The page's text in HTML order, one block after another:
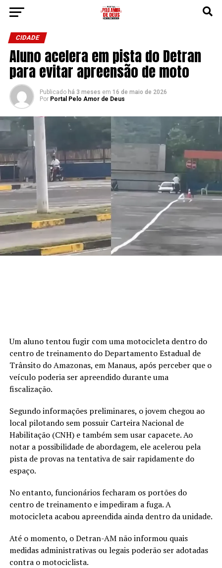
CIDADE
Aluno acelera em pista do Detran
para evitar apreensão de moto
Publicado há 3 meses em 16 de maio de 2026
Por Portal Pelo Amor de Deus
Um aluno tentou fugir com uma motocicleta dentro do
centro de treinamento do Departamento Estadual de
Trânsito do Amazonas, em Manaus, após perceber que o
veículo poderia ser apreendido durante uma
fiscalização.
Segundo informações preliminares, o jovem chegou ao
local pilotando sem possuir Carteira Nacional de
Habilitação (CNH) e também sem usar capacete. Ao
notar a possibilidade de abordagem, ele acelerou pela
pista de provas na tentativa de sair rapidamente do
espaço.
No entanto, funcionários fecharam os portões do
centro de treinamento e impediram a fuga. A
motocicleta acabou apreendida ainda dentro da unidade.
Até o momento, o Detran-AM não informou quais
medidas administrativas ou legais poderão ser adotadas
contra o motociclista.